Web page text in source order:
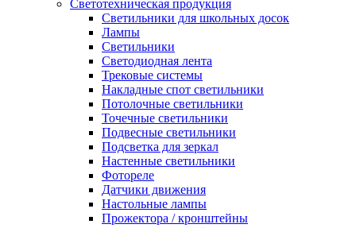
Светотехническая продукция
Светильники для школьных досок
Лампы
Светильники
Светодиодная лента
Трековые системы
Накладные спот светильники
Потолочные светильники
Точечные светильники
Подвесные светильники
Подсветка для зеркал
Настенные светильники
Фотореле
Датчики движения
Настольные лампы
Прожектора / кронштейны